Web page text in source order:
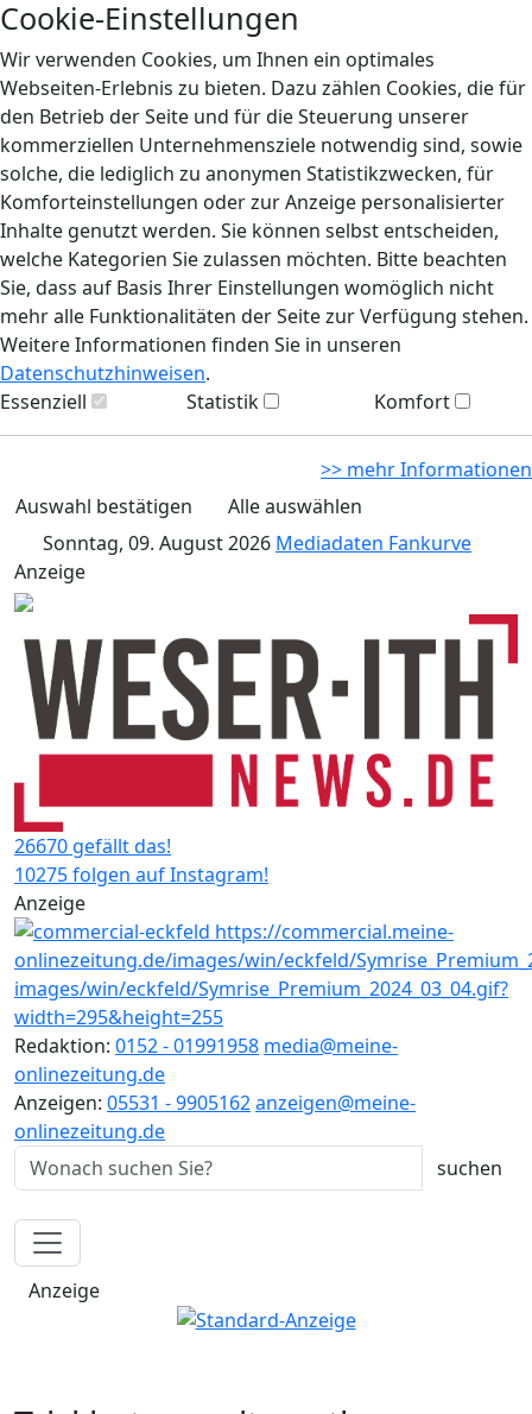
Cookie-Einstellungen
Wir verwenden Cookies, um Ihnen ein optimales
Webseiten-Erlebnis zu bieten. Dazu zählen Cookies, die für
den Betrieb der Seite und für die Steuerung unserer
kommerziellen Unternehmensziele notwendig sind, sowie
solche, die lediglich zu anonymen Statistikzwecken, für
Komforteinstellungen oder zur Anzeige personalisierter
Inhalte genutzt werden. Sie können selbst entscheiden,
welche Kategorien Sie zulassen möchten. Bitte beachten
Sie, dass auf Basis Ihrer Einstellungen womöglich nicht
mehr alle Funktionalitäten der Seite zur Verfügung stehen.
Weitere Informationen finden Sie in unseren
Datenschutzhinweisen.
Essenziell
Statistik Komfort
>> mehr Informationen
Auswahl bestätigen
Alle auswählen
Sonntag, 09. August 2026 Mediadaten Fankurve
Anzeige
26670 gefällt das!
10275 folgen auf Instagram!
Anzeige
Redaktion: 0152 - 01991958 media@meine-
onlinezeitung.de
Anzeigen: 05531 - 9905162anzeigen@meine-
onlinezeitung.de
Anzeige